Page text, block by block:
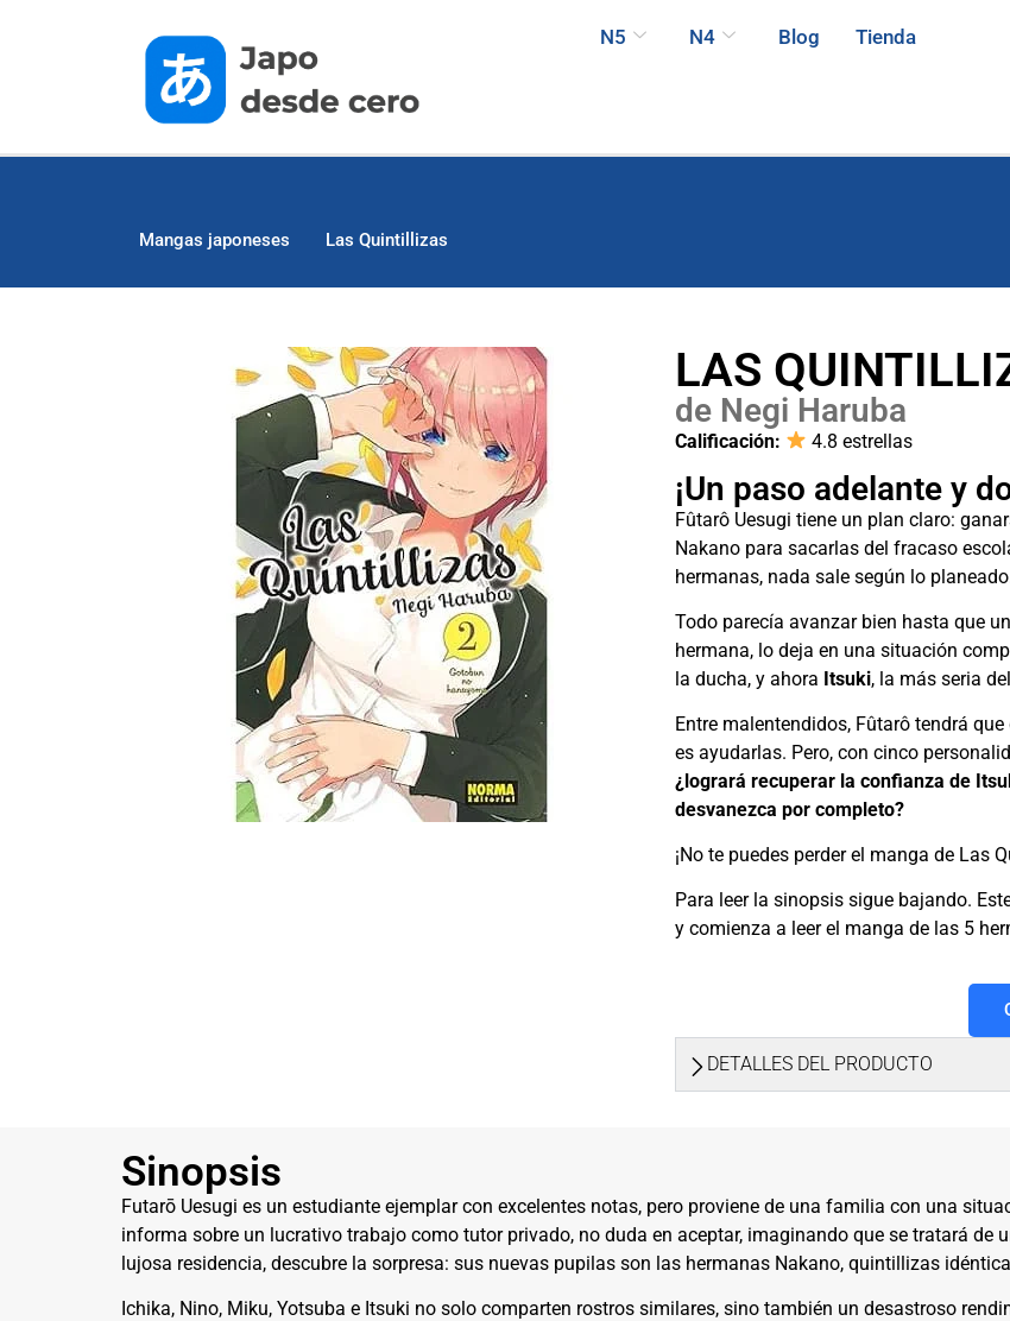
N5 N4 Blog Tienda
Mangas japoneses Las Quintillizas
LAS
de Negi Haruba
Calificación: 4.8 estrellas
¡Un paso adelante y
Fûtarô Uesugi tiene un plan claro:
Nakano para sacarlas del fracaso
hermanas, nada sale según lo
Todo parecía avanzar bien hasta que
hermana, lo deja en una situación
la ducha, y ahora Itsuki, la más seria
Entre malentendidos, Fûtarô tendrá
es ayudarlas. Pero, con cinco
¿logrará recuperar la confianza de
desvanezca por completo?
¡No te puedes perder el manga de Las
Para leer la sinopsis sigue bajando.
y comienza a leer el manga de las 5
DETALLES DEL PRODUCTO
Sinopsis
Futarō Uesugi es un estudiante ejemplar con excelentes notas, pero proviene de una familia con una
informa sobre un lucrativo trabajo como tutor privado, no duda en aceptar, imaginando que se tratará de
lujosa residencia, descubre la sorpresa: sus nuevas pupilas son las hermanas Nakano, quintillizas
Ichika, Nino, Miku, Yotsuba e Itsuki no solo comparten rostros similares, sino también un desastroso